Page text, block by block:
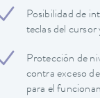
Posibilidad de
teclas del cursor
Protección de
contra exceso
para el